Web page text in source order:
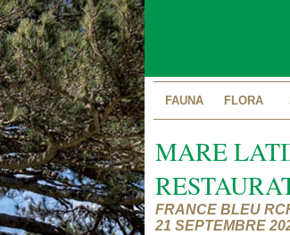
FAUNA FLORA
MARE
FRANCE BLEU
21 SEPTEMBRE